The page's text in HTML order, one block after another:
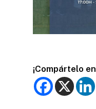
¡Compártelo